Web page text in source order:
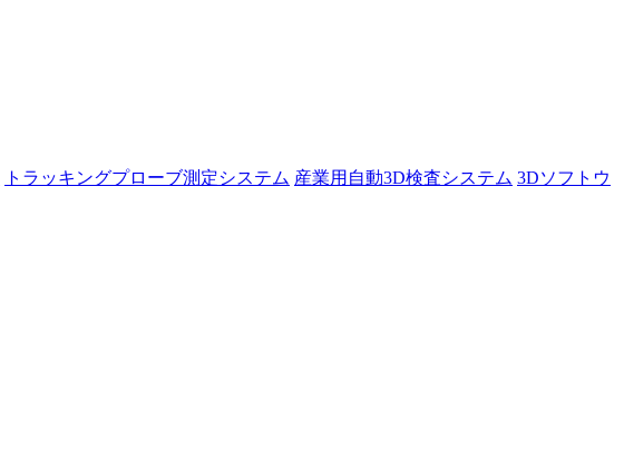
トラッキングプローブ測定システム 産業用自動3D検査システム 3Dソフトウ